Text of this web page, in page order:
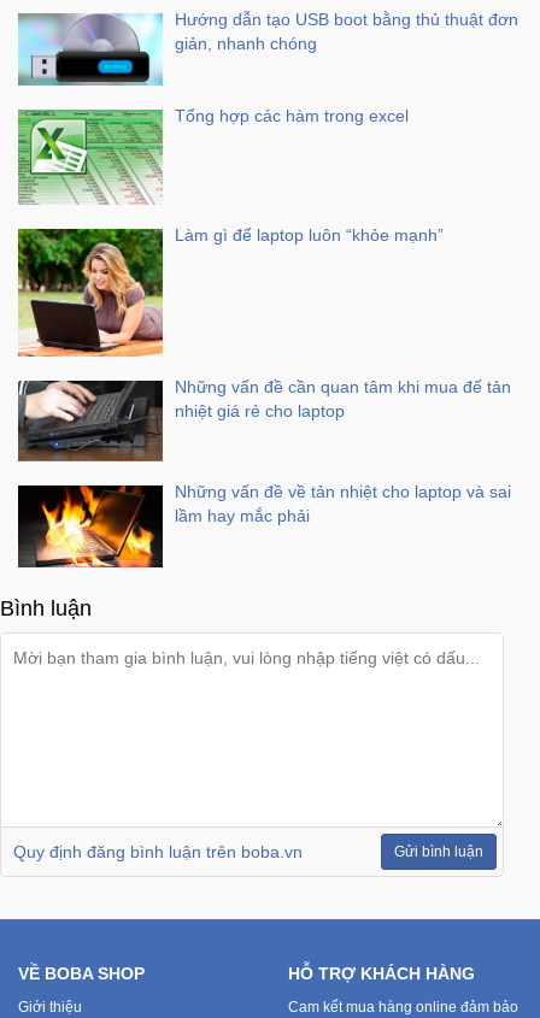
Hướng dẫn tạo USB boot bằng thủ thuật đơn
giản, nhanh chóng
Tổng hợp các hàm trong excel
Làm gì để laptop luôn “khỏe mạnh”
Những vấn đề cần quan tâm khi mua đế tản
nhiệt giá rẻ cho laptop
Những vấn đề về tản nhiệt cho laptop và sai
lầm hay mắc phải
Bình luận
Quy định đăng bình luận trên boba.vn Gửi bình luận
VỀ BOBA SHOP
Giới thiệu
HỖ TRỢ KHÁCH HÀNG
Cam kết mua hàng online đảm bảo